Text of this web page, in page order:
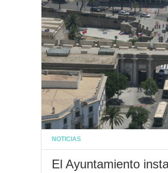
NOTICIAS
El Ayuntamiento